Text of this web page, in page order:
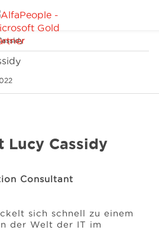
Lucy Cassidy
Consultant
sich schnell zu einem
der Welt der IT im
Website
China
Kanada